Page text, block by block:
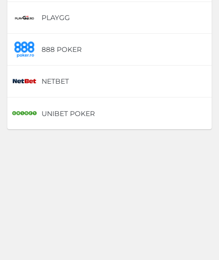
PLAYGG
888 POKER
NETBET
UNIBET POKER